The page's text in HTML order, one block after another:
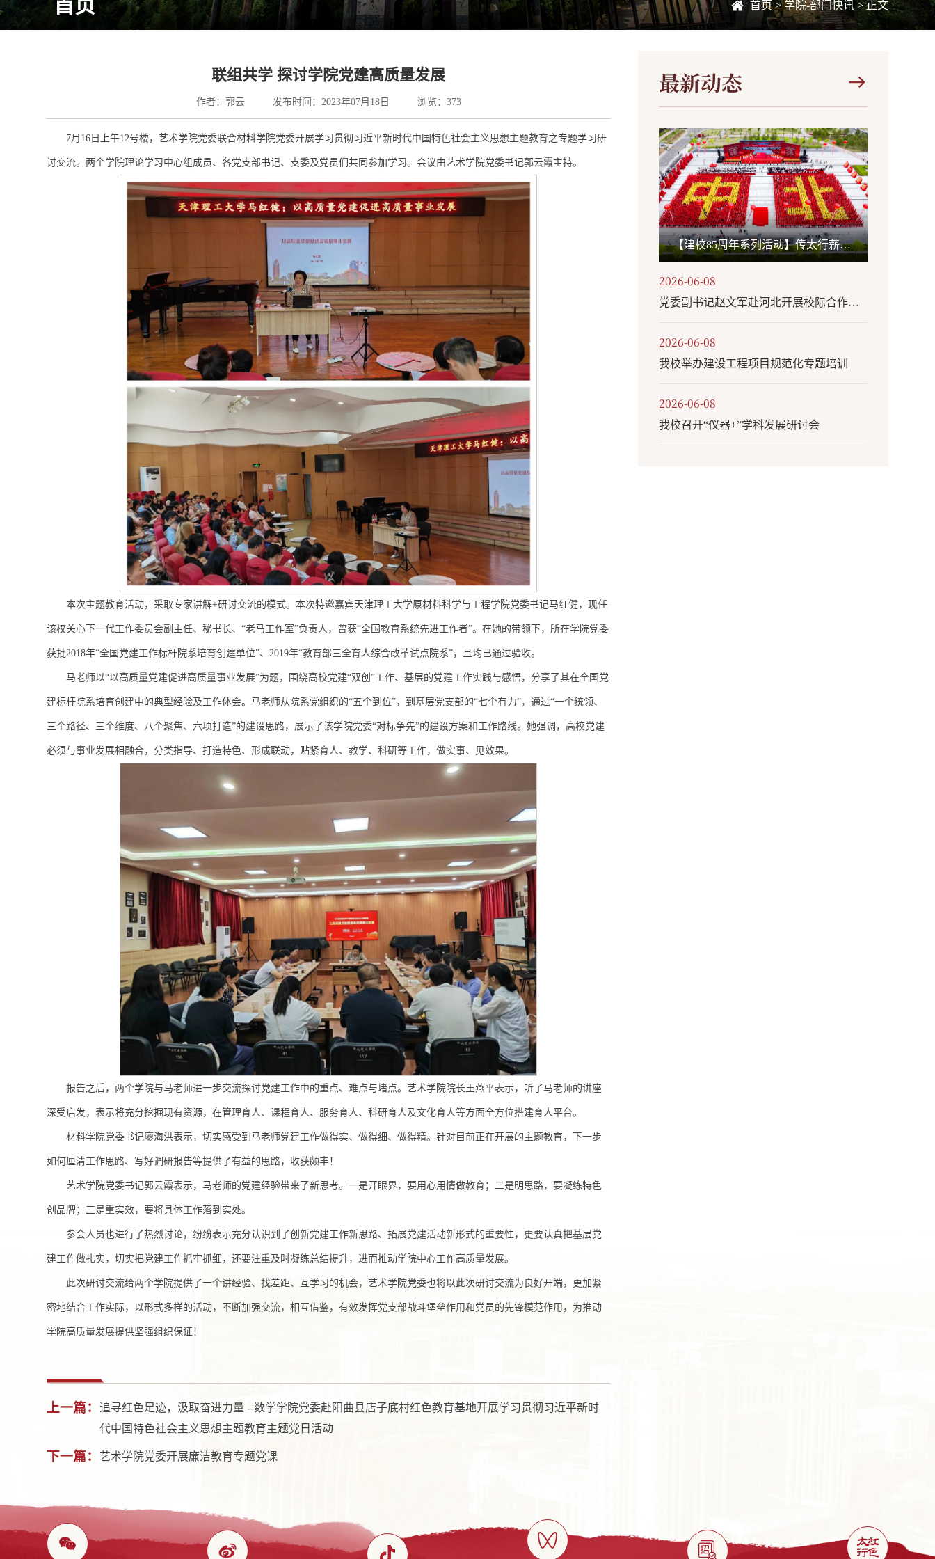
首页 首页>学院-部门快讯> 正文
联组共学 探讨学院党建高质量发展
作者：郭云 发布时间：2023年07月18日 浏览： 373
7月16日上午12号楼，艺术学院党委联合材料学院党委开展学习贯彻习近平新时代中国特色社会主义思想主题教育之专题学习研
讨交流。两个学院理论学习中心组成员、各党支部书记、支委及党员们共同参加学习。会议由艺术学院党委书记郭云霞主持。
本次主题教育活动，采取专家讲解+研讨交流的模式。本次特邀嘉宾天津理工大学原材料科学与工程学院党委书记马红健，现任
该校关心下一代工作委员会副主任、秘书长、“老马工作室”负责人，曾获“全国教育系统先进工作者”。在她的带领下，所在学院党委
获批2018年“全国党建工作标杆院系培育创建单位”、2019年“教育部三全育人综合改革试点院系”，且均已通过验收。
马老师以“以高质量党建促进高质量事业发展”为题，围绕高校党建“双创”工作、基层的党建工作实践与感悟，分享了其在全国党
建标杆院系培育创建中的典型经验及工作体会。马老师从院系党组织的“五个到位”，到基层党支部的“七个有力”，通过“一个统领、
三个路径、三个维度、八个聚焦、六项打造”的建设思路，展示了该学院党委“对标争先”的建设方案和工作路线。她强调，高校党建
必须与事业发展相融合，分类指导、打造特色、形成联动，贴紧育人、教学、科研等工作，做实事、见效果。
报告之后，两个学院与马老师进一步交流探讨党建工作中的重点、难点与堵点。艺术学院院长王燕平表示，听了马老师的讲座
深受启发，表示将充分挖掘现有资源，在管理育人、课程育人、服务育人、科研育人及文化育人等方面全方位搭建育人平台。
材料学院党委书记廖海洪表示，切实感受到马老师党建工作做得实、做得细、做得精。针对目前正在开展的主题教育，下一步
如何厘清工作思路、写好调研报告等提供了有益的思路，收获颇丰！
艺术学院党委书记郭云霞表示，马老师的党建经验带来了新思考。一是开眼界，要用心用情做教育；二是明思路，要凝练特色
创品牌；三是重实效，要将具体工作落到实处。
参会人员也进行了热烈讨论，纷纷表示充分认识到了创新党建工作新思路、拓展党建活动新形式的重要性，更要认真把基层党
建工作做扎实，切实把党建工作抓牢抓细，还要注重及时凝练总结提升，进而推动学院中心工作高质量发展。
此次研讨交流给两个学院提供了一个讲经验、找差距、互学习的机会，艺术学院党委也将以此次研讨交流为良好开端，更加紧
密地结合工作实际，以形式多样的活动，不断加强交流，相互借鉴，有效发挥党支部战斗堡垒作用和党员的先锋模范作用，为推动
学院高质量发展提供坚强组织保证！
上一篇：追寻红色足迹，汲取奋进力量 --数学学院党委赴阳曲县店子底村红色教育基地开展学习贯彻习近平新时
代中国特色社会主义思想主题教育主题党日活动
下一篇： 艺术学院党委开展廉洁教育专题党课
最新动态
【建校85周年系列活动】传太行薪火创时代一流 承国旗荣光担强国使命——我校举办“国旗下的思政课”主题活动
2026-06-08
党委副书记赵文军赴河北开展校际合作、访企拓岗活动
2026-06-08
我校举办建设工程项目规范化专题培训
2026-06-08
我校召开“仪器+”学科发展研讨会